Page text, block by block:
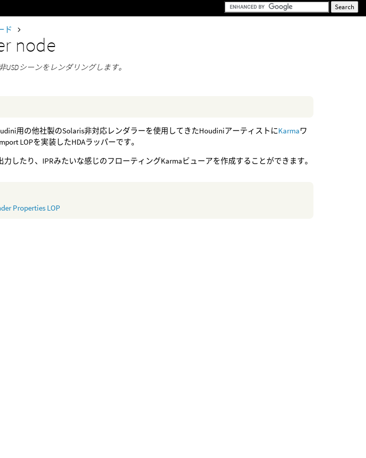
ド
node
シーンをレンダリングします。
用の他社製のSolaris非対応レンダラーを使用してきたHoudiniアーティストにKarmaワ
LOPを実装したHDAラッパーです。
したり、IPRみたいな感じのフローティングKarmaビューアを作成することができます。
Properties LOP